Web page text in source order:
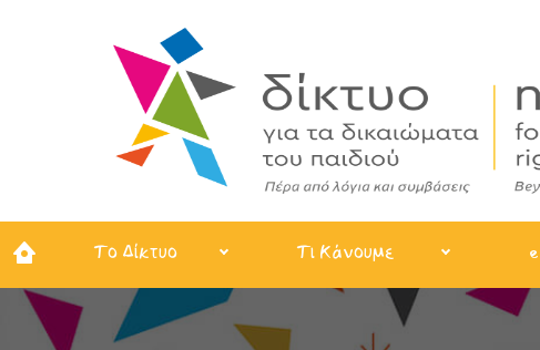
Το Δίκτυο Τι Κάνουμε